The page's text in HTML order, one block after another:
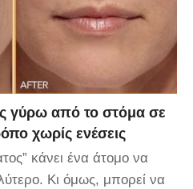
γύρω από το στόμα σε
χωρίς ενέσεις
κάνει ένα άτομο να
Κι όμως, μπορεί να